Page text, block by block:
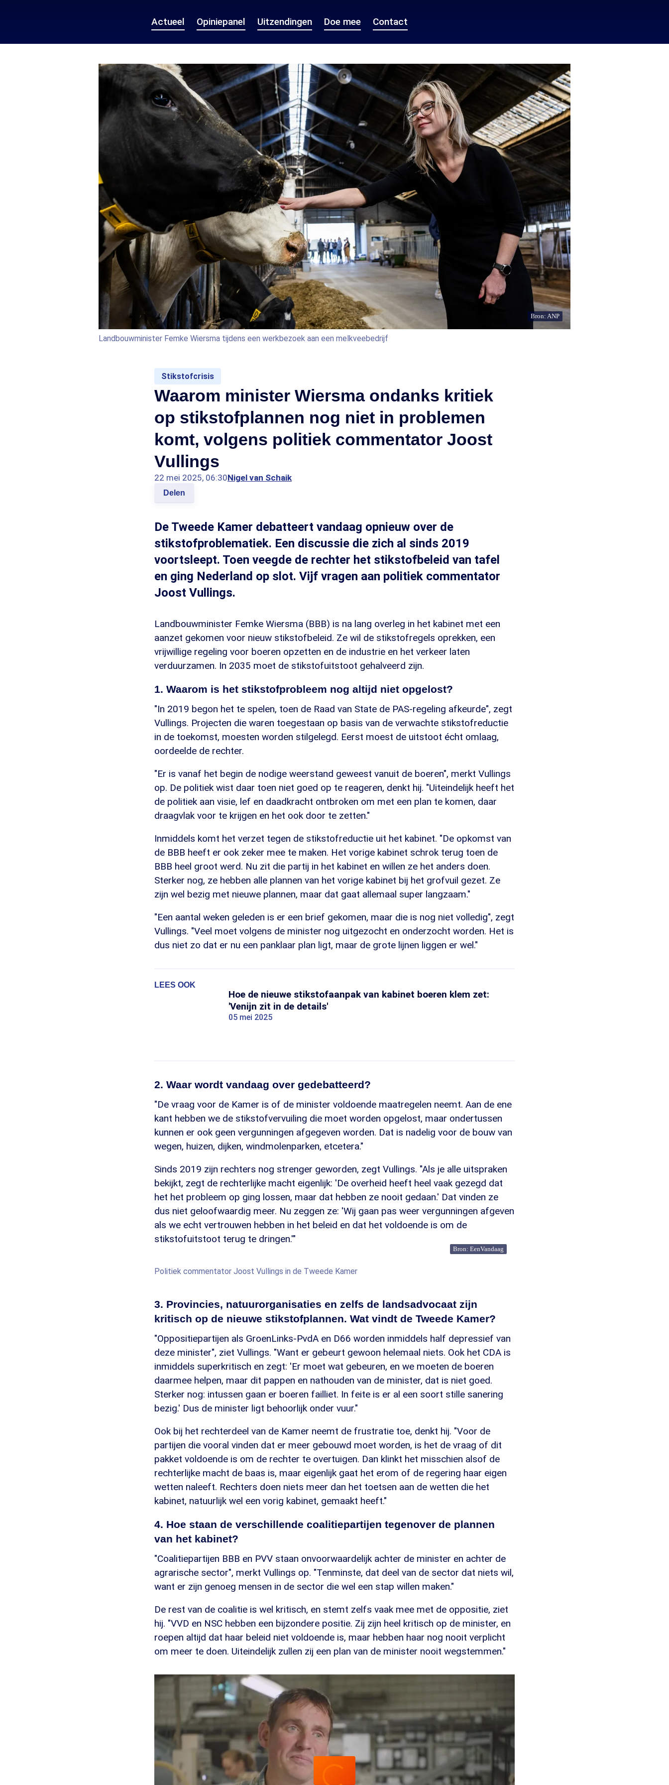
Actueel Opiniepanel Uitzendingen Doe mee Contact
Bron: ANP
Landbouwminister Femke Wiersma tijdens een werkbezoek aan een melkveebedrijf
Stikstofcrisis
Waarom minister Wiersma ondanks kritiek
op stikstofplannen nog niet in problemen
komt, volgens politiek commentator Joost
Vullings
22 mei 2025, 06:30Nigel van Schaik
Delen
De Tweede Kamer debatteert vandaag opnieuw over de
stikstofproblematiek. Een discussie die zich al sinds 2019
voortsleept. Toen veegde de rechter het stikstofbeleid van tafel
en ging Nederland op slot. Vijf vragen aan politiek commentator
Joost Vullings.
Landbouwminister Femke Wiersma (BBB) is na lang overleg in het kabinet met een
aanzet gekomen voor nieuw stikstofbeleid. Ze wil de stikstofregels oprekken, een
vrijwillige regeling voor boeren opzetten en de industrie en het verkeer laten
verduurzamen. In 2035 moet de stikstofuitstoot gehalveerd zijn.
1. Waarom is het stikstofprobleem nog altijd niet opgelost?
"In 2019 begon het te spelen, toen de Raad van State de PAS-regeling afkeurde", zegt
Vullings. Projecten die waren toegestaan op basis van de verwachte stikstofreductie
in de toekomst, moesten worden stilgelegd. Eerst moest de uitstoot écht omlaag,
oordeelde de rechter.
"Er is vanaf het begin de nodige weerstand geweest vanuit de boeren", merkt Vullings
op. De politiek wist daar toen niet goed op te reageren, denkt hij. "Uiteindelijk heeft het
de politiek aan visie, lef en daadkracht ontbroken om met een plan te komen, daar
draagvlak voor te krijgen en het ook door te zetten."
Inmiddels komt het verzet tegen de stikstofreductie uit het kabinet. "De opkomst van
de BBB heeft er ook zeker mee te maken. Het vorige kabinet schrok terug toen de
BBB heel groot werd. Nu zit die partij in het kabinet en willen ze het anders doen.
Sterker nog, ze hebben alle plannen van het vorige kabinet bij het grofvuil gezet. Ze
zijn wel bezig met nieuwe plannen, maar dat gaat allemaal super langzaam."
"Een aantal weken geleden is er een brief gekomen, maar die is nog niet volledig", zegt
Vullings. "Veel moet volgens de minister nog uitgezocht en onderzocht worden. Het is
dus niet zo dat er nu een panklaar plan ligt, maar de grote lijnen liggen er wel."
LEES OOK
Hoe de nieuwe stikstofaanpak van kabinet boeren klem zet:
'Venijn zit in de details'
05 mei 2025
2. Waar wordt vandaag over gedebatteerd?
"De vraag voor de Kamer is of de minister voldoende maatregelen neemt. Aan de ene
kant hebben we de stikstofvervuiling die moet worden opgelost, maar ondertussen
kunnen er ook geen vergunningen afgegeven worden. Dat is nadelig voor de bouw van
wegen, huizen, dijken, windmolenparken, etcetera."
Sinds 2019 zijn rechters nog strenger geworden, zegt Vullings. "Als je alle uitspraken
bekijkt, zegt de rechterlijke macht eigenlijk: 'De overheid heeft heel vaak gezegd dat
het het probleem op ging lossen, maar dat hebben ze nooit gedaan.' Dat vinden ze
dus niet geloofwaardig meer. Nu zeggen ze: 'Wij gaan pas weer vergunningen afgeven
als we echt vertrouwen hebben in het beleid en dat het voldoende is om de
stikstofuitstoot terug te dringen.'"
Bron: EenVandaag
Politiek commentator Joost Vullings in de Tweede Kamer
3. Provincies, natuurorganisaties en zelfs de landsadvocaat zijn
kritisch op de nieuwe stikstofplannen. Wat vindt de Tweede Kamer?
"Oppositiepartijen als GroenLinks-PvdA en D66 worden inmiddels half depressief van
deze minister", ziet Vullings. "Want er gebeurt gewoon helemaal niets. Ook het CDA is
inmiddels superkritisch en zegt: 'Er moet wat gebeuren, en we moeten de boeren
daarmee helpen, maar dit pappen en nathouden van de minister, dat is niet goed.
Sterker nog: intussen gaan er boeren failliet. In feite is er al een soort stille sanering
bezig.' Dus de minister ligt behoorlijk onder vuur."
Ook bij het rechterdeel van de Kamer neemt de frustratie toe, denkt hij. "Voor de
partijen die vooral vinden dat er meer gebouwd moet worden, is het de vraag of dit
pakket voldoende is om de rechter te overtuigen. Dan klinkt het misschien alsof de
rechterlijke macht de baas is, maar eigenlijk gaat het erom of de regering haar eigen
wetten naleeft. Rechters doen niets meer dan het toetsen aan de wetten die het
kabinet, natuurlijk wel een vorig kabinet, gemaakt heeft."
4. Hoe staan de verschillende coalitiepartijen tegenover de plannen
van het kabinet?
"Coalitiepartijen BBB en PVV staan onvoorwaardelijk achter de minister en achter de
agrarische sector", merkt Vullings op. "Tenminste, dat deel van de sector dat niets wil,
want er zijn genoeg mensen in de sector die wel een stap willen maken."
De rest van de coalitie is wel kritisch, en stemt zelfs vaak mee met de oppositie, ziet
hij. "VVD en NSC hebben een bijzondere positie. Zij zijn heel kritisch op de minister, en
roepen altijd dat haar beleid niet voldoende is, maar hebben haar nog nooit verplicht
om meer te doen. Uiteindelijk zullen zij een plan van de minister nooit wegstemmen."